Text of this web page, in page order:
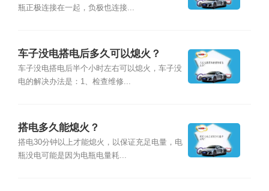
瓶正极连接在一起，负极也连接...
车子没电搭电后多久可以熄火？
车子没电搭电后半个小时左右可以熄火，车子没
电的解决办法是：1、检查维修...
搭电多久能熄火？
搭电30分钟以上才能熄火，以保证充足电量，电
瓶没电可能是因为电瓶电量耗...